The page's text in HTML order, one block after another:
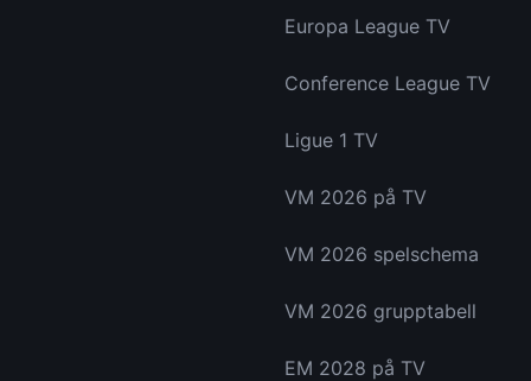
Europa League TV
Conference League TV
Ligue 1 TV
VM 2026 på TV
VM 2026 spelschema
VM 2026 grupptabell
EM 2028 på TV